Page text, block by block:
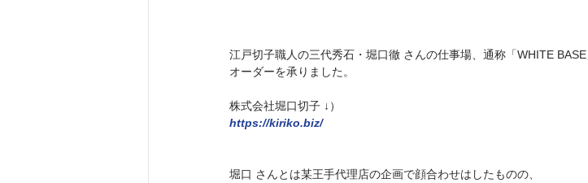
江戸切子職人の三代秀石・堀口徹 さんの仕事場、通称「WHITE
オーダーを承りました。
株式会社堀口切子 ↓）
https://kiriko.biz/
堀口 さんとは某王手代理店の企画で顔合わせはしたものの、